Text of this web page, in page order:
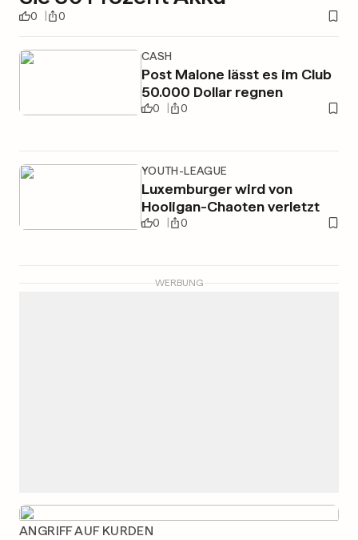
0 0
CASH
Post Malone lässt es im Club
50.000 Dollar regnen
0 0
YOUTH-LEAGUE
Luxemburger wird von
Hooligan-Chaoten verletzt
0 0
WERBUNG
ANGRIFF AUF KURDEN